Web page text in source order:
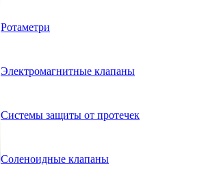
Ротаметри
Электромагнитные клапаны
Системы защиты от протечек
Соленоидные клапаны